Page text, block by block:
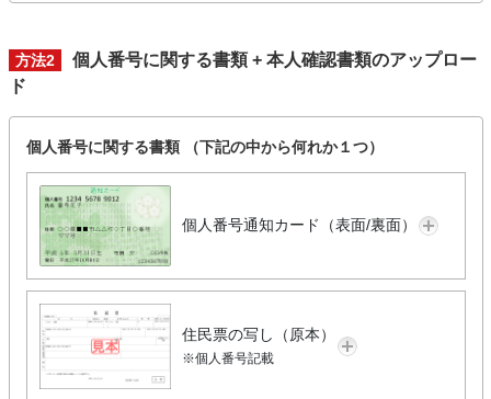
方法2
個人番号に関する書類 + 本人確認書類のアップロー
ド
個人番号に関する書類 （下記の中から何れか１つ）
個人番号通知カード（表面/裏面）
住民票の写し（原本）
※個人番号記載